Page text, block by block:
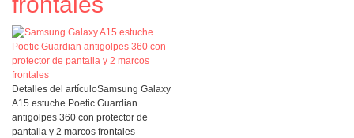
Detalles del artículoSamsung Galaxy
A15 estuche Poetic Guardian
antigolpes 360 con protector de
pantalla y 2 marcos frontales